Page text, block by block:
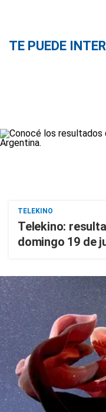
TE PUEDE
TELEKINO
Telekino:
domingo 19 de